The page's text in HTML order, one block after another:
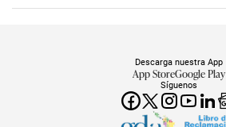
Síguenos
Descarga nuestra App
App StoreGoogle Play